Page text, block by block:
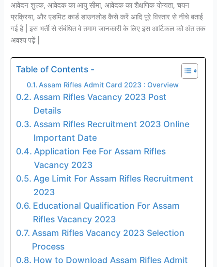
आवेदन शुल्क, आवेदक का आयु सीमा, आवेदक का शैक्षणिक योग्यता, चयन
प्रक्रिया, और एडमिट कार्ड डाउनलोड कैसे करें आदि पूरे विस्तार से नीचे बताई
गई है | इस भर्ती से संबंधित वे तमाम जानकारी के लिए इस आर्टिकल को अंत तक
अवश्य पढ़ें |
Table of Contents -
Assam Rifles Admit Card 2023 : Overview
Assam Rifles Vacancy 2023 Post
Details
Assam Rifles Recruitment 2023 Online
Important Date
Application Fee For Assam Rifles
Vacancy 2023
Age Limit For Assam Rifles Recruitment
2023
Educational Qualification For Assam
Rifles Vacancy 2023
Assam Rifles Vacancy 2023 Selection
Process
How to Download Assam Rifles Admit